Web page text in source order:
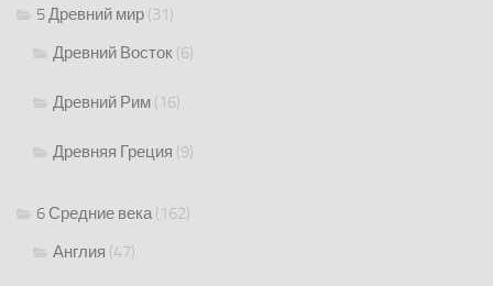
5 Древний мир (31)
Древний Восток (6)
Древний Рим (16)
Древняя Греция (9)
6 Средние века(162)
Англия (47)